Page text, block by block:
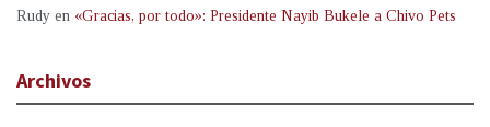
Rudy en «Gracias, por todo»: Presidente Nayib Bukele a Chivo Pets
Archivos